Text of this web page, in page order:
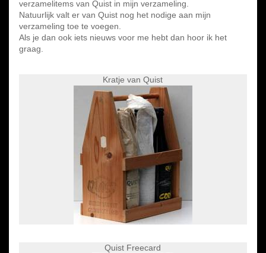
verzamelitems van Quist in mijn verzameling.
Natuurlijk valt er van Quist nog het nodige aan mijn
verzameling toe te voegen.
Als je dan ook iets nieuws voor me hebt dan hoor ik het
graag.
Kratje van Quist
Quist Freecard